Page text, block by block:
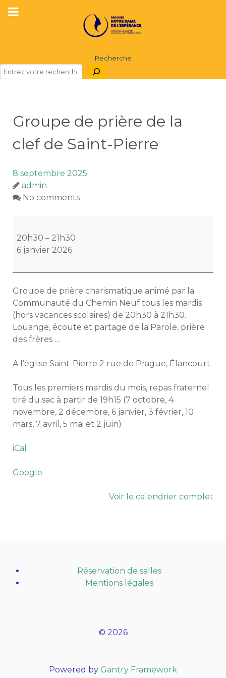
Recherche
Groupe de prière de la
clef de Saint-Pierre
8 septembre 2025
admin
No comments
de
prière
de
Saint-
Pierre
20h30 – 21h30
6 janvier 2026
Groupe de prière charismatique animé par la
Communauté du Chemin Neuf tous les mardis
(hors vacances scolaires) de 20h30 à 21h30.
Louange, écoute et partage de la Parole, prière
des frères …
A l’église Saint-Pierre 2 rue de Prague, Élancourt.
Tous les premiers mardis du mois, repas fraternel
tiré du sac à partir de 19h15 (7 octobre, 4
novembre, 2 décembre, 6 janvier, 3 février, 10
mars, 7 avril, 5 mai et 2 juin)
iCal
Google
Voir le calendrier complet
Réservation de salles
Mentions légales
© 2026
Powered by Gantry Framework